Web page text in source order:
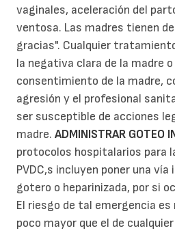
vaginales, aceleración del
ventosa. Las madres tienen
gracias". Cualquier
la negativa clara de la madre
consentimiento de la madre,
agresión y el profesional
ser susceptible de acciones
madre. ADMINISTRAR GOTEO
protocolos hospitalarios para
PVDC,s incluyen poner una
gotero o heparinizada, por si
El riesgo de tal emergencia es
poco mayor que el de